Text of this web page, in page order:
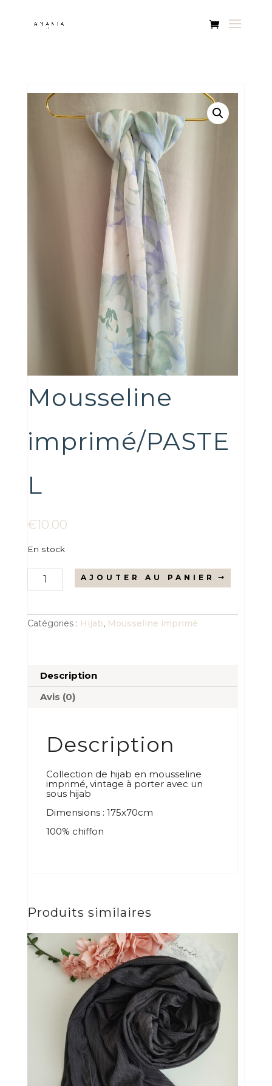
Mousseline
imprimé/PASTE
L
€10.00
En stock
quantité
Mousseline
AJOUTER AU PANIER
Catégories : Hijab, Mousseline imprimé
Description
Avis (0)
Description
Collection de hijab en mousseline
imprimé, vintage à porter avec un
sous hijab
Dimensions : 175x70cm
100% chiffon
Produits similaires